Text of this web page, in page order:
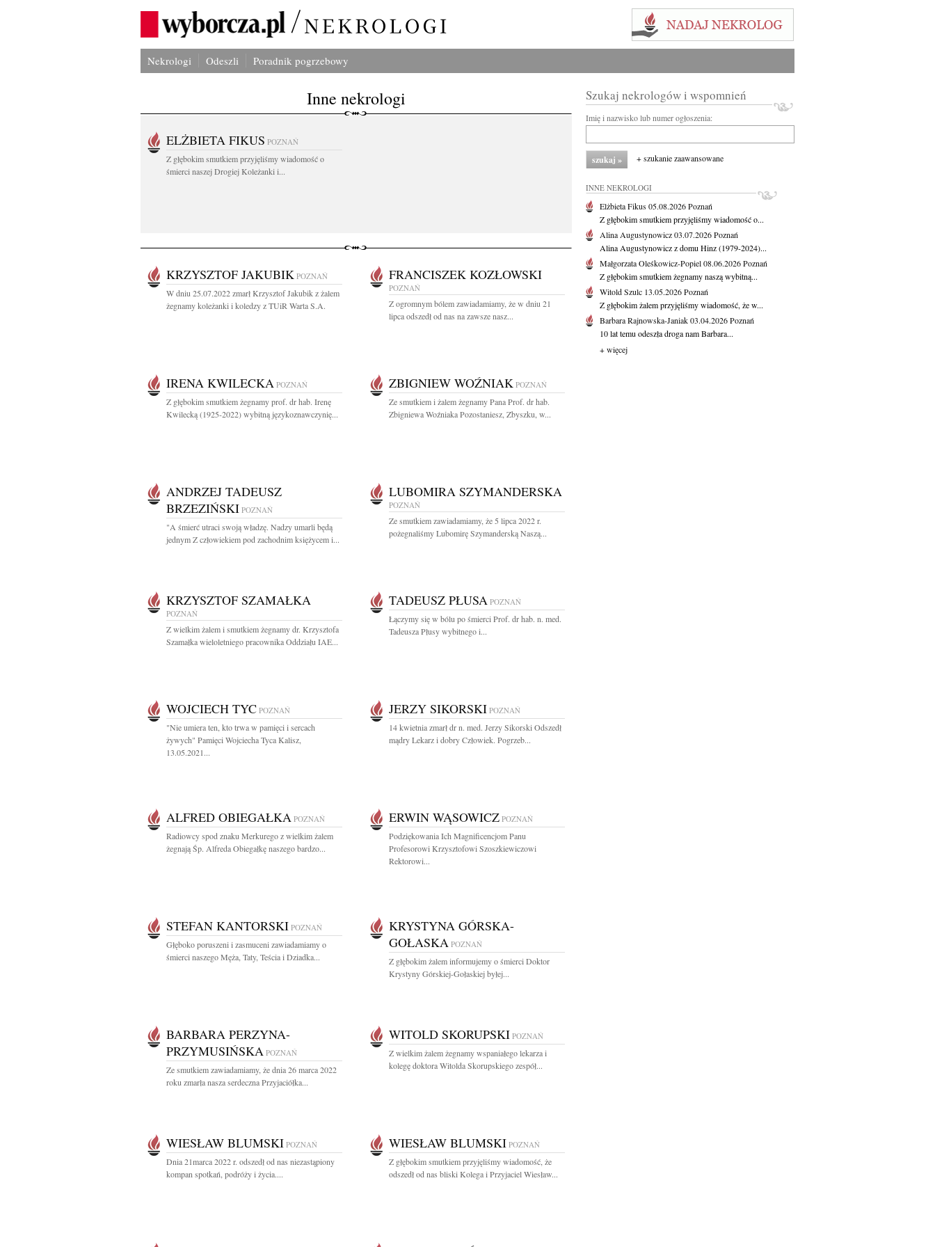
Nekrologi Odeszli Poradnik pogrzebowy
Inne nekrologi
ELŻBIETA FIKUS POZNAŃ
Z głębokim smutkiem przyjęliśmy wiadomość o
śmierci naszej Drogiej Koleżanki i...
KRZYSZTOF JAKUBIK POZNAŃ
W dniu 25.07.2022 zmarł Krzysztof Jakubik z żalem
żegnamy koleżanki i koledzy z TUiR Warta S.A.
FRANCISZEK KOZŁOWSKI
POZNAŃ
Z ogromnym bólem zawiadamiamy, że w dniu 21
lipca odszedł od nas na zawsze nasz...
IRENA KWILECKA POZNAŃ
Z głębokim smutkiem żegnamy prof. dr hab. Irenę
Kwilecką (1925-2022) wybitną językoznawczynię...
ZBIGNIEW WOŹNIAK POZNAŃ
Ze smutkiem i żalem żegnamy Pana Prof. dr hab.
Zbigniewa Woźniaka Pozostaniesz, Zbyszku, w...
ANDRZEJ TADEUSZ
BRZEZIŃSKI POZNAŃ
"A śmierć utraci swoją władzę. Nadzy umarli będą
jednym Z człowiekiem pod zachodnim księżycem i...
LUBOMIRA SZYMANDERSKA
POZNAŃ
Ze smutkiem zawiadamiamy, że 5 lipca 2022 r.
pożegnaliśmy Lubomirę Szymanderską Naszą...
KRZYSZTOF SZAMAŁKA
POZNAŃ
Z wielkim żalem i smutkiem żegnamy dr. Krzysztofa
Szamałka wieloletniego pracownika Oddziału IAE...
TADEUSZ PŁUSA POZNAŃ
Łączymy się w bólu po śmierci Prof. dr hab. n. med.
Tadeusza Płusy wybitnego i...
WOJCIECH TYC POZNAŃ
"Nie umiera ten, kto trwa w pamięci i sercach
żywych" Pamięci Wojciecha Tyca Kalisz,
13.05.2021...
JERZY SIKORSKI POZNAŃ
14 kwietnia zmarł dr n. med. Jerzy Sikorski Odszedł
mądry Lekarz i dobry Człowiek. Pogrzeb...
ALFRED OBIEGAŁKA POZNAŃ
Radiowcy spod znaku Merkurego z wielkim żalem
żegnają Śp. Alfreda Obiegałkę naszego bardzo...
ERWIN WĄSOWICZ POZNAŃ
Podziękowania Ich Magnificencjom Panu
Profesorowi Krzysztofowi Szoszkiewiczowi
Rektorowi...
STEFAN KANTORSKI POZNAŃ
Głęboko poruszeni i zasmuceni zawiadamiamy o
śmierci naszego Męża, Taty, Teścia i Dziadka...
KRYSTYNA GÓRSKA-
GOŁASKA POZNAŃ
Z głębokim żalem informujemy o śmierci Doktor
Krystyny Górskiej-Gołaskiej byłej...
BARBARA PERZYNA-
PRZYMUSIŃSKA POZNAŃ
Ze smutkiem zawiadamiamy, że dnia 26 marca 2022
roku zmarła nasza serdeczna Przyjaciółka...
WITOLD SKORUPSKI POZNAŃ
Z wielkim żalem żegnamy wspaniałego lekarza i
kolegę doktora Witolda Skorupskiego zespół...
WIESŁAW BLUMSKI POZNAŃ
Dnia 21marca 2022 r. odszedł od nas niezastąpiony
kompan spotkań, podróży i życia....
WIESŁAW BLUMSKI POZNAŃ
Z głębokim smutkiem przyjęliśmy wiadomość, że
odszedł od nas bliski Kolega i Przyjaciel Wiesław...
Szukaj nekrologów i wspomnień
Imię i nazwisko lub numer ogłoszenia:
+ szukanie zaawansowane
INNE NEKROLOGI
Elżbieta Fikus05.08.2026Poznań
Z głębokim smutkiem przyjęliśmy wiadomość o...
Alina Augustynowicz03.07.2026Poznań
Alina Augustynowicz z domu Hinz (1979-2024)...
Małgorzata Oleśkowicz-Popiel08.06.2026Poznań
Z głębokim smutkiem żegnamy naszą wybitną...
Witold Szulc 13.05.2026Poznań
Z głębokim żalem przyjęliśmy wiadomość, że w...
Barbara Rajnowska-Janiak03.04.2026Poznań
10 lat temu odeszła droga nam Barbara...
+ więcej